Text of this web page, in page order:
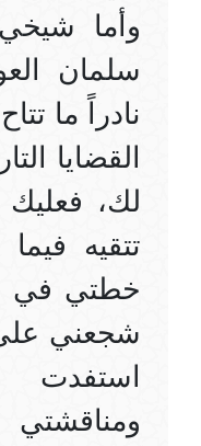
وأما
سلمان
نادراً ما
القضايا
لك، فعليك
تتقيه
خطتي في
شجعني